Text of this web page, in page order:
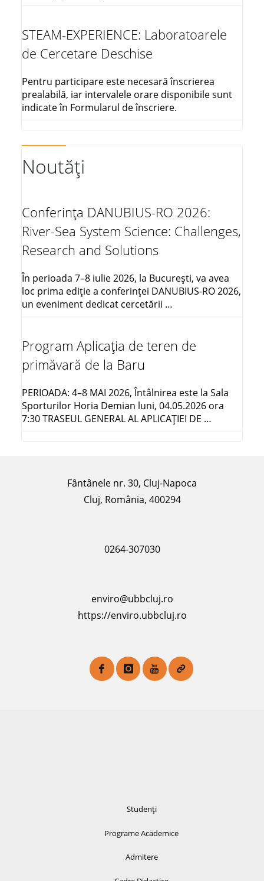
STEAM-EXPERIENCE: Laboratoarele
de Cercetare Deschise
Pentru participare este necesară înscrierea
prealabilă, iar intervalele orare disponibile sunt
indicate în Formularul de înscriere.
Noutăți
Conferința DANUBIUS-RO 2026:
River-Sea System Science: Challenges,
Research and Solutions
În perioada 7–8 iulie 2026, la București, va avea
loc prima ediție a conferinței DANUBIUS-RO 2026,
un eveniment dedicat cercetării …
Program Aplicația de teren de
primăvară de la Baru
PERIOADA: 4–8 MAI 2026, Întâlnirea este la Sala
Sporturilor Horia Demian luni, 04.05.2026 ora
7:30 TRASEUL GENERAL AL APLICAŢIEI DE …
Fântânele nr. 30, Cluj-Napoca
Cluj, România, 400294
0264-307030
enviro@ubbcluj.ro
https://enviro.ubbcluj.ro
Studenți
Programe Academice
Admitere